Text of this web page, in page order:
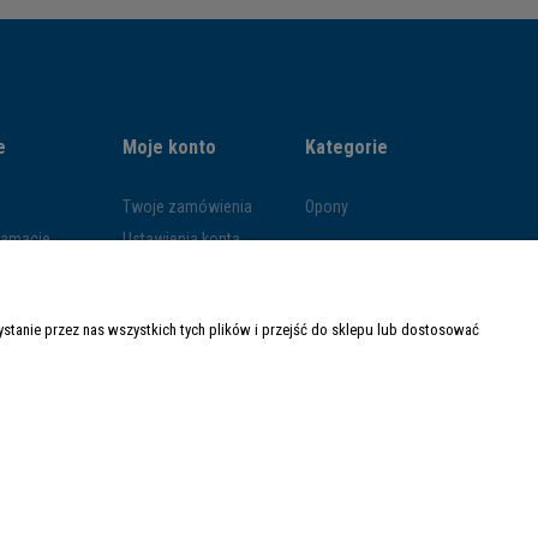
dostawy
Moje konto
Twoje zamówienia
Ustawienia konta
Kategorie
Opony
przez nas wszystkich tych plików i przejść do sklepu lub dostosować